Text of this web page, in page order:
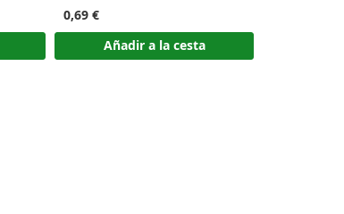
0,69 €
Añadir a la cesta